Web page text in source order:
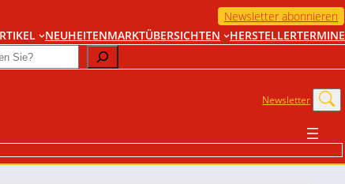
Newsletter abonnieren
NEUHEITENMARKTÜBERSICHTEN HERSTELLERTERMINE
Newsletter